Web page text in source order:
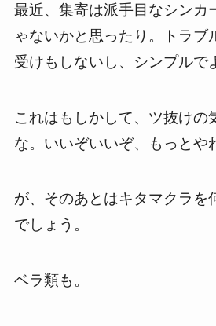
最近、集寄は派手目なシンカ
ゃないかと思ったり。トラブ
受けもしないし、シンプルで
これはもしかして、ツ抜けの
な。いいぞいいぞ、もっとや
が、そのあとはキタマクラを
でしょう。
ベラ類も。